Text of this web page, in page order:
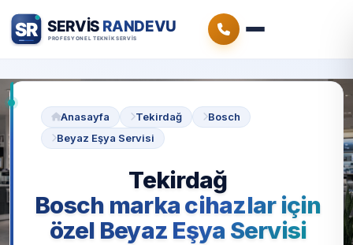
Anasayfa Tekirdağ
Bosch
Beyaz Eşya Servisi
Tekirdağ
Bosch marka cihazlar için
özel Beyaz Eşya Servisi